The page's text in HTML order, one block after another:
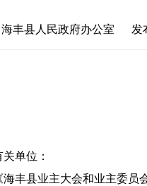
丰县人民政府办公室 发
单位：
县业主大会和业主委员会